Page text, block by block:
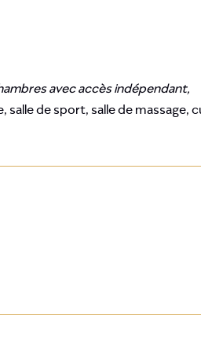
avec accès indépendant,
salle de sport, salle de massage,